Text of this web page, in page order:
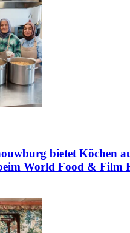
bietet Köchen
World Food & Film